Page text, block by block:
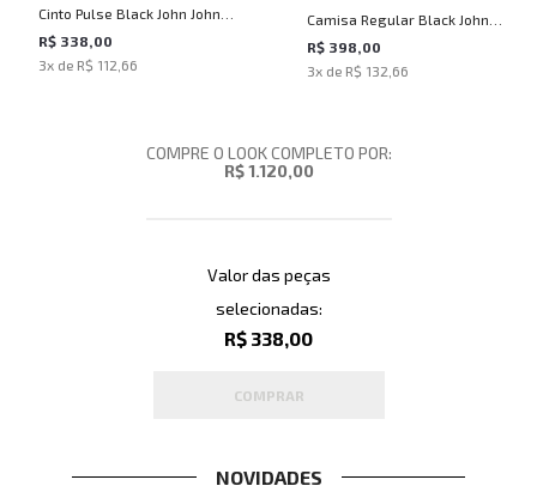
Cinto Pulse Black John John
Masculino
R$ 338,00
3x de R$ 112,66
Camisa Regular Black John
John Masculina
R$ 398,00
3x de R$ 132,66
COMPRE O LOOK COMPLETO POR:
R$ 1.120,00
Valor das peças
selecionadas:
R$ 338,00
COMPRAR
NOVIDADES